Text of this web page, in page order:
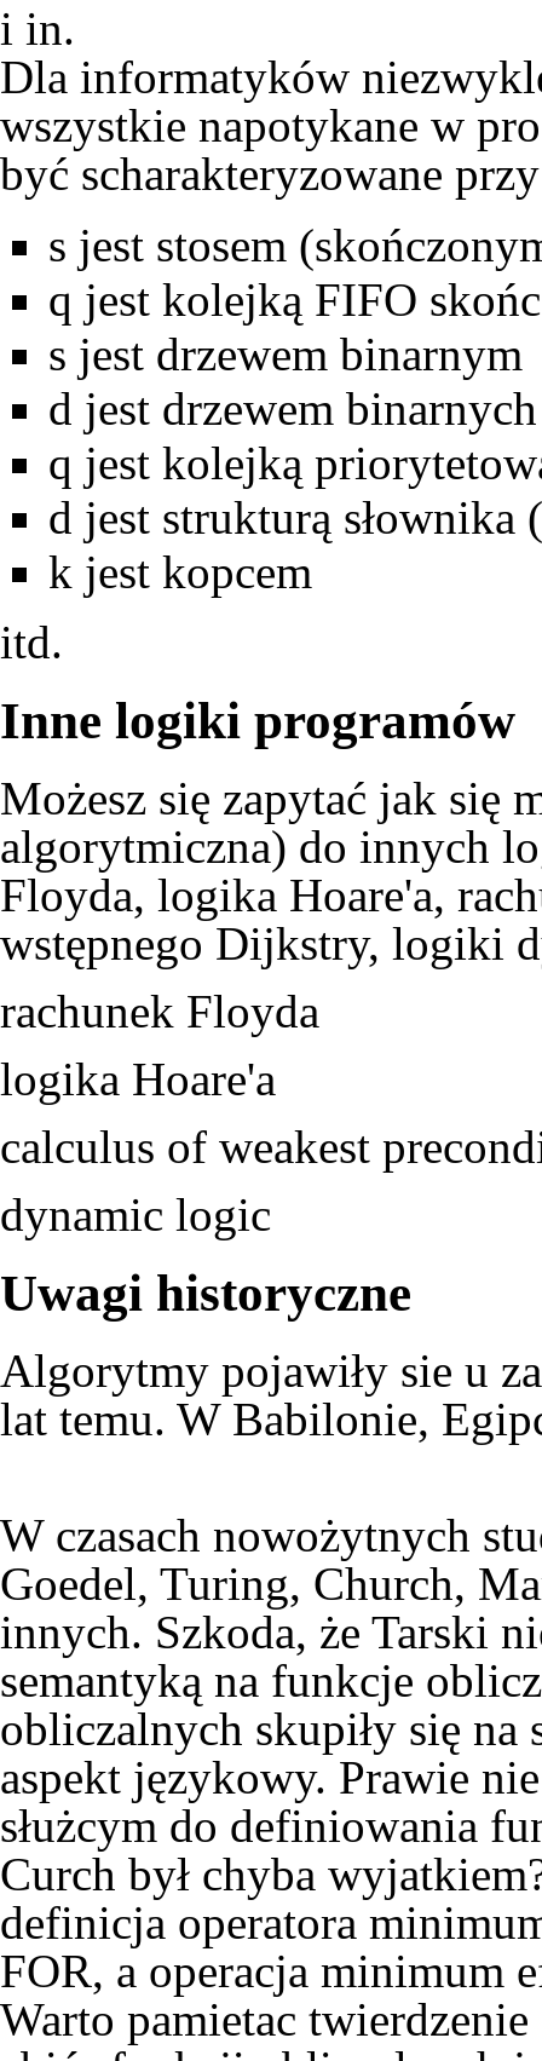
i in.
Dla informatyków
wszystkie napotykane w
być scharakteryzowane
s jest stosem
q jest kolejką FIFO
s jest drzewem binarnym
d jest drzewem
q jest kolejką
d jest strukturą słownika
k jest kopcem
itd.
Inne logiki programów
Możesz się zapytać jak się
algorytmiczna) do innych
Floyda, logika Hoare'a,
wstępnego Dijkstry, logiki
rachunek Floyda
logika Hoare'a
calculus of weakest
dynamic logic
Uwagi historyczne
Algorytmy pojawiły sie u
lat temu. W Babilonie,
W czasach nowożytnych
Goedel, Turing, Church,
innych. Szkoda, że Tarski
semantyką na funkcje
obliczalnych skupiły się na
aspekt językowy. Prawie
służcym do definiowania
Curch był chyba
definicja operatora
FOR, a operacja minimum
Warto pamietac